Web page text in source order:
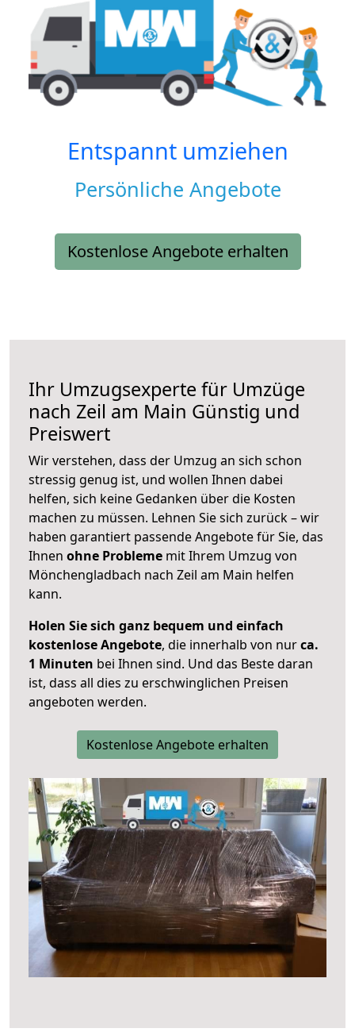
Entspannt umziehen
Persönliche Angebote
Kostenlose Angebote erhalten
Ihr Umzugsexperte für Umzüge
nach Zeil am Main Günstig und
Preiswert
Wir verstehen, dass der Umzug an sich schon
stressig genug ist, und wollen Ihnen dabei
helfen, sich keine Gedanken über die Kosten
machen zu müssen. Lehnen Sie sich zurück – wir
haben garantiert passende Angebote für Sie, das
Ihnen ohne Probleme mit Ihrem Umzug von
Mönchengladbach nach Zeil am Main helfen
kann.
Holen Sie sich ganz bequem und einfach
kostenlose Angebote, die innerhalb von nurca.
1 Minuten bei Ihnen sind. Und das Beste daran
ist, dass all dies zu erschwinglichen Preisen
angeboten werden.
Kostenlose Angebote erhalten